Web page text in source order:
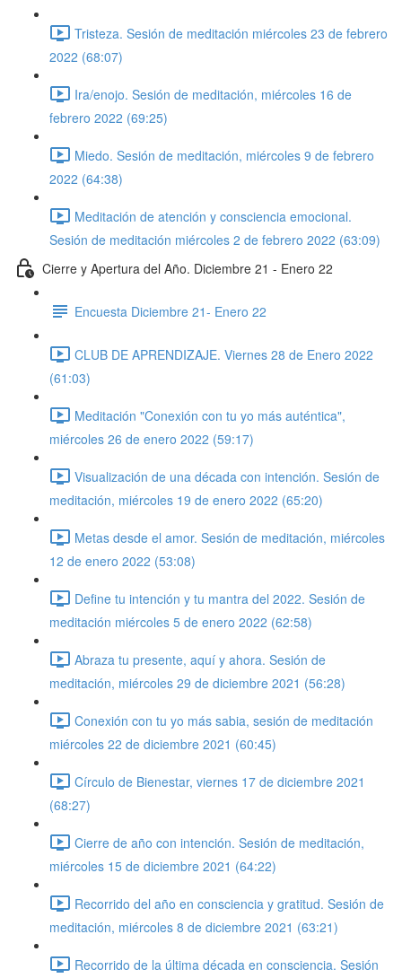
Tristeza. Sesión de meditación miércoles 23 de febrero
2022 (68:07)
Ira/enojo. Sesión de meditación, miércoles 16 de
febrero 2022 (69:25)
Miedo. Sesión de meditación, miércoles 9 de febrero
2022 (64:38)
Meditación de atención y consciencia emocional.
Sesión de meditación miércoles 2 de febrero 2022 (63:09)
Cierre y Apertura del Año. Diciembre 21 - Enero 22
Encuesta Diciembre 21- Enero 22
CLUB DE APRENDIZAJE. Viernes 28 de Enero 2022
(61:03)
Meditación "Conexión con tu yo más auténtica",
miércoles 26 de enero 2022 (59:17)
Visualización de una década con intención. Sesión de
meditación, miércoles 19 de enero 2022 (65:20)
Metas desde el amor. Sesión de meditación, miércoles
12 de enero 2022 (53:08)
Define tu intención y tu mantra del 2022. Sesión de
meditación miércoles 5 de enero 2022 (62:58)
Abraza tu presente, aquí y ahora. Sesión de
meditación, miércoles 29 de diciembre 2021 (56:28)
Conexión con tu yo más sabia, sesión de meditación
miércoles 22 de diciembre 2021 (60:45)
Círculo de Bienestar, viernes 17 de diciembre 2021
(68:27)
Cierre de año con intención. Sesión de meditación,
miércoles 15 de diciembre 2021 (64:22)
Recorrido del año en consciencia y gratitud. Sesión de
meditación, miércoles 8 de diciembre 2021 (63:21)
Recorrido de la última década en consciencia. Sesión